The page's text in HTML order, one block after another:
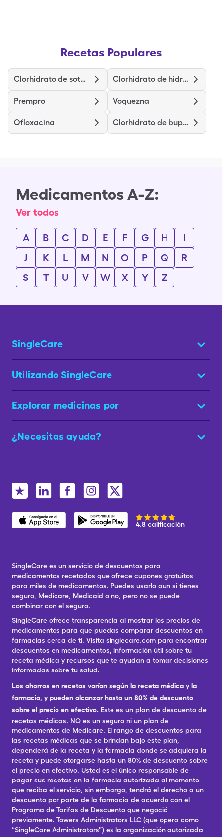
Recetas Populares
Clorhidrato de sotalol Clorhidrato de hidralazina
Prempro Voquezna
Ofloxacina Clorhidrato de bupropion xl de liberación prolongada
Medicamentos A-Z:
Ver todos
A B C D E F G H
I
J
K L M N O P Q
R
S
T U V W X Y Z
SingleCare
Utilizando SingleCare
Explorar medicinas por
¿Necesitas ayuda?
4.8 calificación
SingleCare es un servicio de descuentos para
medicamentos recetados que ofrece cupones gratuitos
para miles de medicamentos. Puedes usarlo aun si tienes
seguro, Medicare, Medicaid o no, pero no se puede
combinar con el seguro.
SingleCare ofrece transparencia al mostrar los precios de
medicamentos para que puedas comparar descuentos en
farmacias cerca de ti. Visita singlecare.com para encontrar
descuentos en medicamentos, información útil sobre tu
receta médica y recursos que te ayudan a tomar decisiones
informadas sobre tu salud.
Los ahorros en recetas varían según la receta médica y la
farmacia, y pueden alcanzar hasta un 80% de descuento
sobre el precio en efectivo. Este es un plan de descuento de
recetas médicas. NO es un seguro ni un plan de
medicamentos de Medicare. El rango de descuentos para
las recetas médicas que se brindan bajo este plan,
dependerá de la receta y la farmacia donde se adquiera la
receta y puede otorgarse hasta un 80% de descuento sobre
el precio en efectivo. Usted es el único responsable de
pagar sus recetas en la farmacia autorizada al momento
que reciba el servicio, sin embargo, tendrá el derecho a un
descuento por parte de la farmacia de acuerdo con el
Programa de Tarifas de Descuento que negoció
previamente. Towers Administrators LLC (que opera como
“SingleCare Administrators”) es la organización autorizada